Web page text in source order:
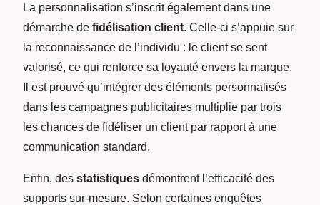
La personnalisation s’inscrit également dans une
démarche de fidélisation client. Celle-ci s’appuie sur
la reconnaissance de l’individu : le client se sent
valorisé, ce qui renforce sa loyauté envers la marque.
Il est prouvé qu’intégrer des éléments personnalisés
dans les campagnes publicitaires multiplie par trois
les chances de fidéliser un client par rapport à une
communication standard.
Enfin, des statistiques démontrent l’efficacité des
supports sur-mesure. Selon certaines enquêtes